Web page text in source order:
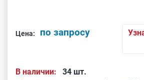
Цена: по запросу
В наличии:
34 шт.